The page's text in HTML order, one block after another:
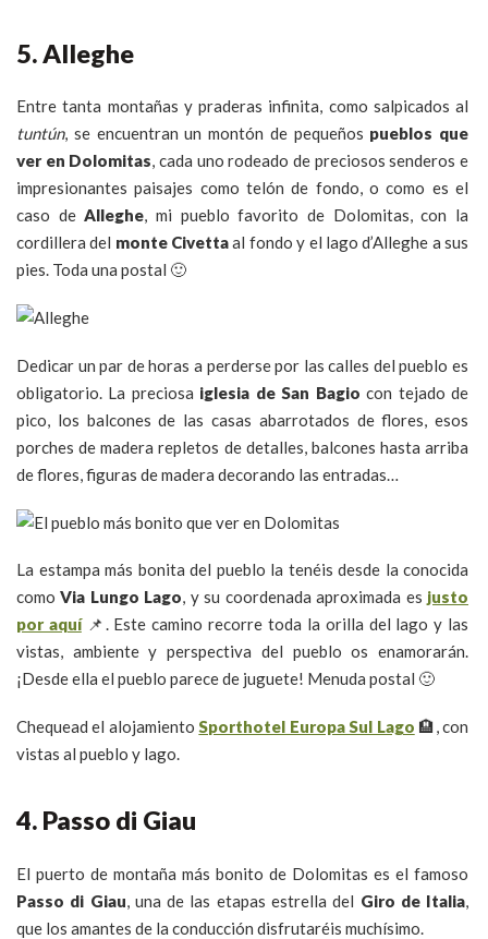
5. Alleghe
Entre tanta montañas y praderas infinita, como salpicados al
tuntún, se encuentran un montón de pequeños pueblos que
ver en Dolomitas, cada uno rodeado de preciosos senderos e
impresionantes paisajes como telón de fondo, o como es el
caso deAlleghe, mi pueblo favorito de Dolomitas, con la
cordillera del monte Civettaal fondo y el lago d’Alleghe a sus
pies. Toda una postal 🙂
Dedicar un par de horas a perderse por las calles del pueblo es
obligatorio. La preciosa iglesia de San Bagio con tejado de
pico, los balcones de las casas abarrotados de flores, esos
porches de madera repletos de detalles, balcones hasta arriba
de flores, figuras de madera decorando las entradas…
La estampa más bonita del pueblo la tenéis desde la conocida
comoVia Lungo Lago, y su coordenada aproximada es justo
por aquí📌. Este camino recorre toda la orilla del lago y las
vistas, ambiente y perspectiva del pueblo os enamorarán.
¡Desde ella el pueblo parece de juguete! Menuda postal 🙂
Chequead el alojamientoSporthotel Europa Sul Lago 🏨, con
vistas al pueblo y lago.
4. Passo di Giau
El puerto de montaña más bonito de Dolomitas es el famoso
Passo di Giau, una de las etapas estrella del Giro de Italia,
que los amantes de la conducción disfrutaréis muchísimo.